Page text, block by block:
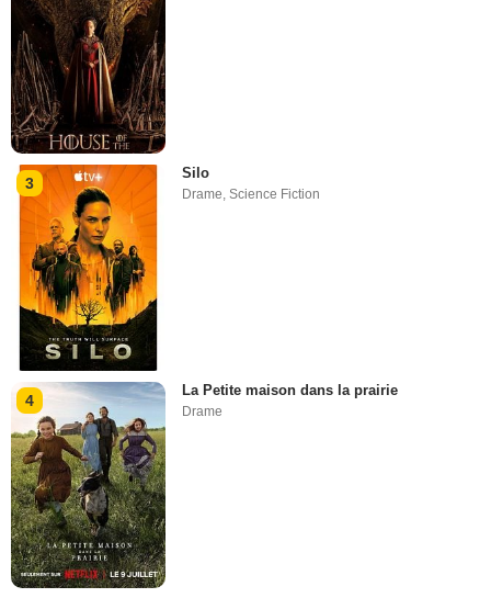
3
Silo
Drame ,Science Fiction
4
La Petite maison dans la prairie
Drame